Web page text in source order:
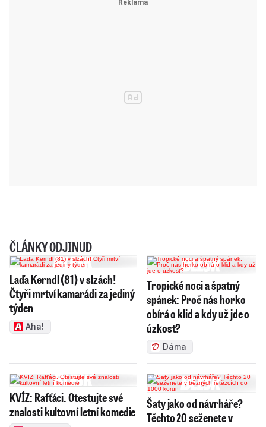
ČLÁNKY ODJINUD
Laďa Kerndl (81) v slzách!
Čtyři mrtví kamarádi za jediný
týden
Aha!
Tropické noci a špatný
spánek: Proč nás horko
obírá o klid a kdy už jde o
úzkost?
Dáma
KVÍZ: Rafťáci. Otestujte své
znalosti kultovní letní komedie
Šaty jako od návrháře?
Těchto 20 seženete v